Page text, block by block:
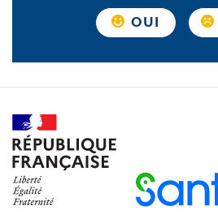
OUI